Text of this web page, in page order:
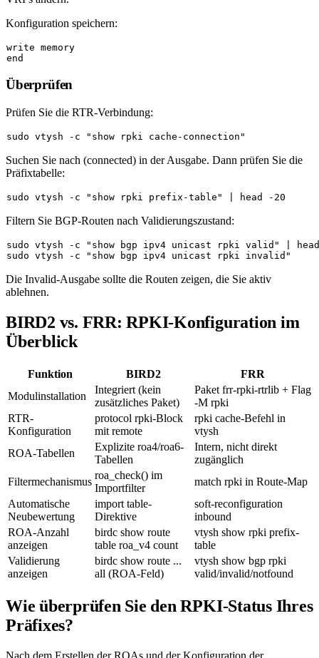
Konfiguration speichern:
write memory
Überprüfen
Prüfen Sie die RTR-Verbindung:
sudo vtysh -c "show rpki cache-connection"
Suchen Sie nach (connected) in der Ausgabe. Dann prüfen Sie die
Präfixtabelle:
sudo vtysh -c "show rpki prefix-table" head
Filtern Sie BGP-Routen nach Validierungszustand:
sudo vtysh -c "show bgp ipv4 unicast rpki valid"
head
sudo vtysh -c "show bgp ipv4 unicast rpki invalid"
Die Invalid-Ausgabe sollte die Routen zeigen, die Sie aktiv
ablehnen.
BIRD2 vs. FRR: RPKI-Konfiguration im
Überblick
Funktion BIRD2
FRR
Modulinstallation
Integriert (kein
zusätzliches Paket)
Paket frr-rpki-rtrlib + Flag
-M rpki
RTR-
Konfiguration
protocol rpki-Block
mit remote
rpki cache-Befehl in
vtysh
ROA-Tabellen
Explizite roa4/roa6-
Tabellen
Intern, nicht direkt
zugänglich
Filtermechanismus
roa_check() im
Importfilter
match rpki in Route-Map
Automatische
Neubewertung
import table-
Direktive
soft-reconfiguration
inbound
ROA-Anzahl
anzeigen
birdc show route
table roa_v4 count
vtysh show rpki prefix-
table
Validierung
anzeigen
birdc show route ...
all (ROA-Feld)
vtysh show bgp rpki
valid/invalid/notfound
Wie überprüfen Sie den RPKI-Status Ihres
Präfixes?
Nach dem Erstellen der ROAs und der Konfiguration der